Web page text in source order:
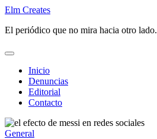
Saltar
contenido
Elm Creates
El periódico que no mira hacia otro lado.
Inicio
Denuncias
Editorial
Contacto
Publicado
General